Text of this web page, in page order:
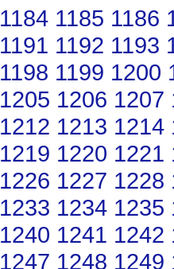
1184 1185 1186
1191 1192 1193
1198 1199 1200
1205 1206 1207
1212 1213 1214
1219 1220 1221
1226 1227 1228
1233 1234 1235
1240 1241 1242
1247 1248 1249